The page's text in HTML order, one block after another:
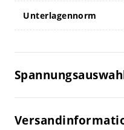
Unterlagennorm